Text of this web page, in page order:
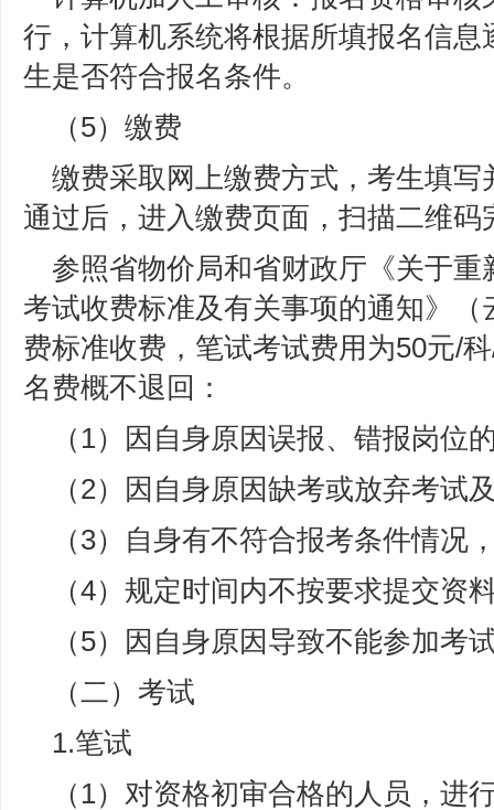
行，计算机系统将根据所填报名信
生是否符合报名条件。
（5）缴费
缴费采取网上缴费方式，考生填
通过后，进入缴费页面，扫描二维码
参照省物价局和省财政厅《关于
考试收费标准及有关事项的通知》
费标准收费，笔试考试费用为50元/
名费概不退回：
（1）因自身原因误报、错报岗位
（2）因自身原因缺考或放弃考试
（3）自身有不符合报考条件情况
（4）规定时间内不按要求提交资
（5）因自身原因导致不能参加考
（二）考试
1.笔试
（1）对资格初审合格的人员，进